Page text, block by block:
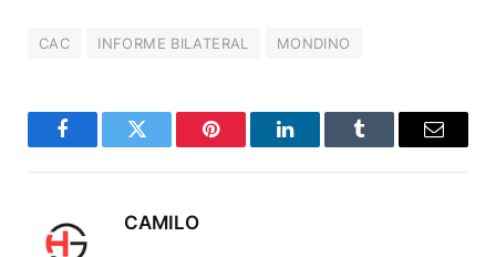
CAC INFORME BILATERAL MONDINO
FacebookTwitter Pinterest LinkedInTumblr
Correo
CAMILO